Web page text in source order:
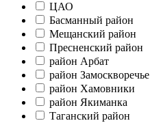
ЦАО
Басманный район
Мещанский район
Пресненский район
район Арбат
район Замоскворечье
район Хамовники
район Якиманка
Таганский район